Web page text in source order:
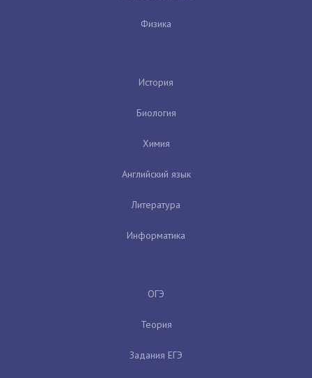
Физика
История
Биология
Химия
Английский язык
Литература
Информатика
ОГЭ
Теория
Задания ЕГЭ